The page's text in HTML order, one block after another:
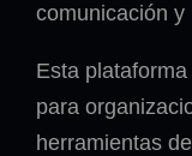
comunicación y
Esta
para
herramientas